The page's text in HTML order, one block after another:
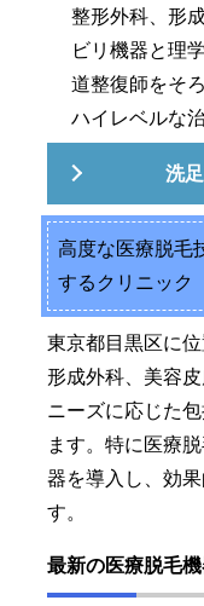
整形外科、形
ビリ機器と理
道整復師をそ
ハイレベルな
洗
高度な医療脱毛
するクリニック
東京都目黒区に
形成外科、美容
ニーズに応じた
ます。特に医療
器を導入し、効
す。
最新の医療脱毛